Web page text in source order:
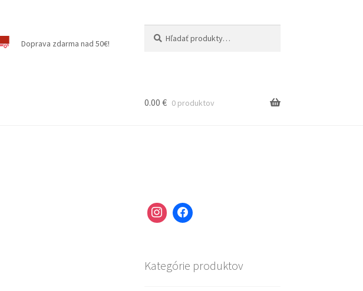
Doprava zdarma nad 50€!
0.00 € 0 produktov
Kategórie produktov